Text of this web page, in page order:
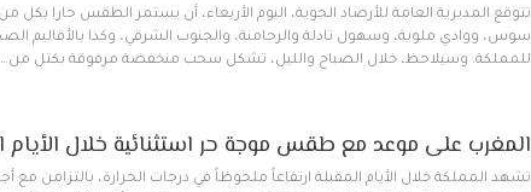
تتوقع المديرية العامة للأرصاد الجوية، اليوم الأربعاء، أن يستمر الطقس حارا بكل
سوس، ووادي ملوية، وسهول تادلة والرحامنة، والجنوب الشرقي، وكذا بالأقاليم
للمملكة. وسيلاحظ، خلال الصباح والليل، تشكل سحب منخفضة مرفوقة بكتل من…
المغرب على موعد مع طقس موجة حر استثنائية خلال الأيام
تشهد المملكة خلال الأيام المقبلة ارتفاعاً ملحوظاً في درجات الحرارة، بالتزامن مع